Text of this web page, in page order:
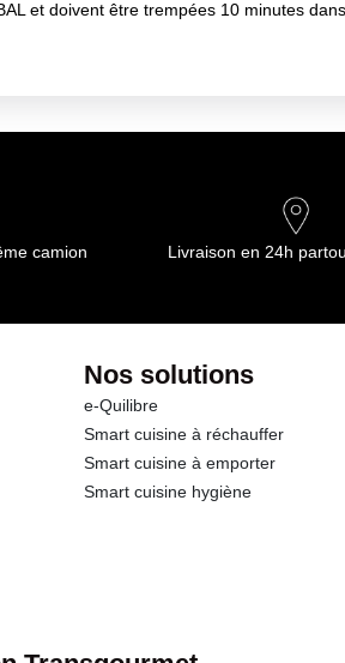
et doivent être trempées 10 minutes
camion Livraison en 24h
Nos solutions
e-Quilibre
Smart cuisine à réchauffer
Smart cuisine à emporter
Smart cuisine hygiène